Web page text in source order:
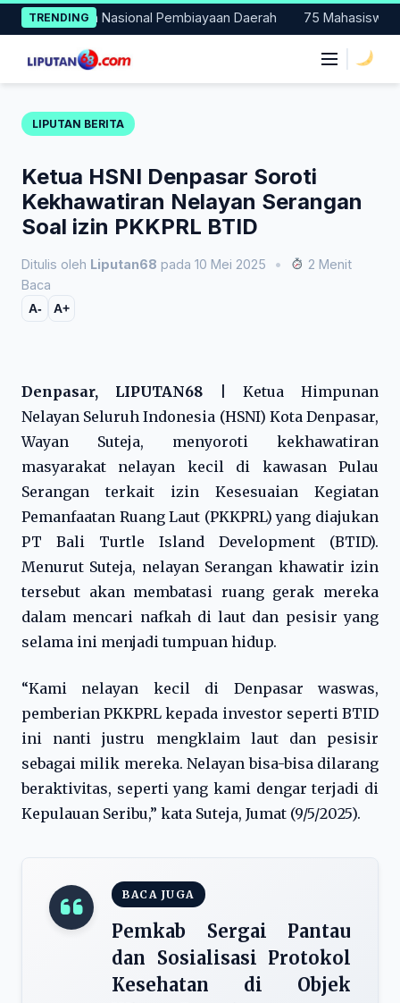
Skip
to
content
TRENDING
Nasional Pembiayaan Daerah 75 Mahasiswa
LIPUTAN BERITA
Ketua HSNI Denpasar Soroti
Kekhawatiran Nelayan Serangan
Soal izin PKKPRL BTID
Ditulis oleh Liputan68 pada 10 Mei 2025 •
2 Menit
Baca
A- A+
Denpasar, LIPUTAN68| Ketua Himpunan
Nelayan Seluruh Indonesia (HSNI) Kota Denpasar,
Wayan Suteja, menyoroti kekhawatiran
masyarakat nelayan kecil di kawasan Pulau
Serangan terkait izin Kesesuaian Kegiatan
Pemanfaatan Ruang Laut (PKKPRL) yang diajukan
PT Bali Turtle Island Development (BTID).
Menurut Suteja, nelayan Serangan khawatir izin
tersebut akan membatasi ruang gerak mereka
dalam mencari nafkah di laut dan pesisir yang
selama ini menjadi tumpuan hidup.
“Kami nelayan kecil di Denpasar waswas,
pemberian PKKPRL kepada investor seperti BTID
ini nanti justru mengklaim laut dan pesisir
sebagai milik mereka. Nelayan bisa-bisa dilarang
beraktivitas, seperti yang kami dengar terjadi di
Kepulauan Seribu,” kata Suteja, Jumat (9/5/2025).
BACA JUGA
Pemkab Sergai Pantau
dan Sosialisasi Protokol
Kesehatan di Objek